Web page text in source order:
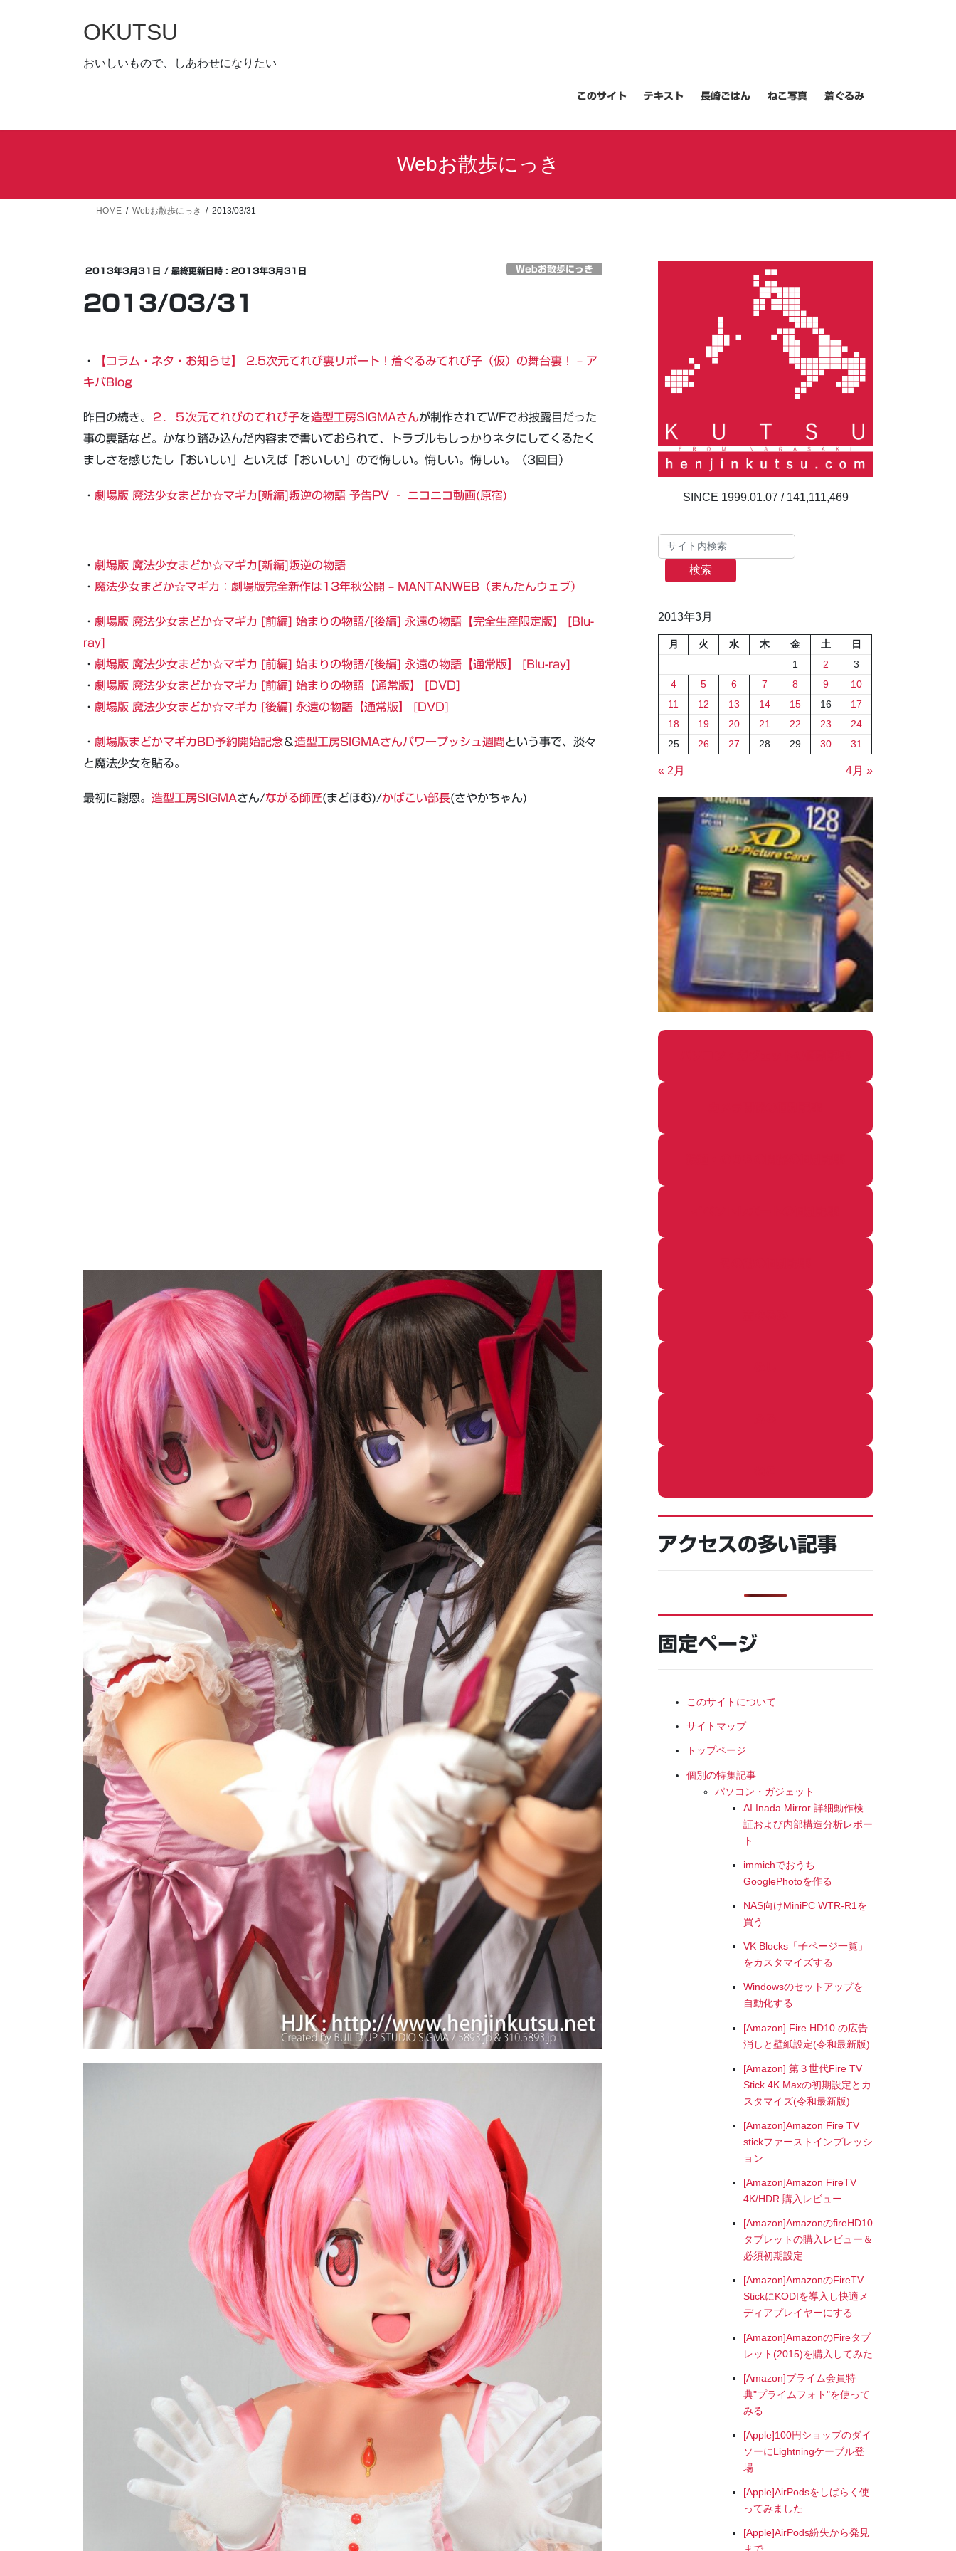
キ
に
OKUTSU
おいしいもので、しあわせになりたい
このサイト テキスト 長崎ごはん ねこ写真 着ぐるみ
Webお散歩にっき
HOME Webお散歩にっき 2013/03/31
2013年3月31日 / 最終更新日時 : 2013年3月31日 Webお散歩にっき
2013/03/31
・
【コラム・ネタ・お知らせ】 2.5次元てれび裏リポート！着ぐるみてれび子（仮）の舞台裏！ – ア
キバBlog
昨日の続き。 ２．５次元てれびのてれび子を造型工房SIGMAさんが制作されてWFでお披露目だった
事の裏話など。かなり踏み込んだ内容まで書いておられて、トラブルもしっかりネタにしてくるたく
ましさを感じたし「おいしい」といえば「おいしい」ので悔しい。悔しい。悔しい。（3回目）
・ 劇場版 魔法少女まどか☆マギカ[新編]叛逆の物語 予告PV ‐ ニコニコ動画(原宿)
・ 劇場版 魔法少女まどか☆マギカ[新編]叛逆の物語
・ 魔法少女まどか☆マギカ：劇場版完全新作は13年秋公開 – MANTANWEB（まんたんウェブ）
・ 劇場版 魔法少女まどか☆マギカ [前編] 始まりの物語/[後編] 永遠の物語【完全生産限定版】 [Blu-
ray]
・ 劇場版 魔法少女まどか☆マギカ [前編] 始まりの物語/[後編] 永遠の物語【通常版】 [Blu-ray]
・ 劇場版 魔法少女まどか☆マギカ [前編] 始まりの物語【通常版】 [DVD]
・ 劇場版 魔法少女まどか☆マギカ [後編] 永遠の物語【通常版】 [DVD]
・ 劇場版まどかマギカBD予約開始記念＆造型工房SIGMAさんパワープッシュ週間という事で、淡々
と魔法少女を貼る。
最初に謝恩。 造型工房SIGMAさん/ながる師匠(まどほむ)/かばこい部長(さやかちゃん)
141,111,469
検索
2013年3月
月 火 水 木 金 土
日
1
2
3
4
5 6 7 8 9
10
11
12 13 14 15 16
17
18
19 20 21 22 23
24
25
26 27 28 29 30 31
« 2月 4月 »
アクセスの多い記事
固定ページ
このサイトについて
サイトマップ
トップページ
個別の特集記事
パソコン・ガジェット
AI Inada Mirror 詳細動作検
証および内部構造分析レポー
ト
immichでおうち
GooglePhotoを作る
NAS向けMiniPC WTR-R1を
買う
VK Blocks「子ページ一覧」
をカスタマイズする
Windowsのセットアップを
自動化する
[Amazon] Fire HD10 の広告
消しと壁紙設定(令和最新版)
[Amazon] 第３世代Fire TV
Stick 4K Maxの初期設定とカ
スタマイズ(令和最新版)
[Amazon]Amazon Fire TV
stickファーストインプレッシ
ョン
[Amazon]Amazon FireTV
4K/HDR 購入レビュー
[Amazon]AmazonのfireHD10
タブレットの購入レビュー＆
必須初期設定
[Amazon]AmazonのFireTV
StickにKODIを導入し快適メ
ディアプレイヤーにする
[Amazon]AmazonのFireタブ
レット(2015)を購入してみた
[Amazon]プライム会員特
典"プライムフォト"を使って
みる
[Apple]100円ショップのダイ
ソーにLightningケーブル登
場
[Apple]AirPodsをしばらく使
ってみました
[Apple]AirPods紛失から発見